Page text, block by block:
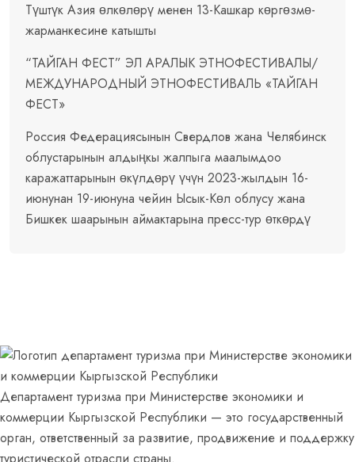
Түштүк Азия өлкөлөрү менен 13-Кашкар көргөзмө-
жарманкесине катышты
“ТАЙГАН ФЕСТ” ЭЛ АРАЛЫК ЭТНОФЕСТИВАЛЫ/
МЕЖДУНАРОДНЫЙ ЭТНОФЕСТИВАЛЬ «ТАЙГАН
ФЕСТ»
Россия Федерациясынын Свердлов жана Челябинск
облустарынын алдыңкы жалпыга маалымдоо
каражаттарынын өкүлдөрү үчүн 2023-жылдын 16-
июнунан 19-июнуна чейин Ысык-Көл облусу жана
Бишкек шаарынын аймактарына пресс-тур өткөрдү
Департамент туризма при Министерстве экономики и
коммерции Кыргызской Республики — это государственный
орган, ответственный за развитие, продвижение и поддержку